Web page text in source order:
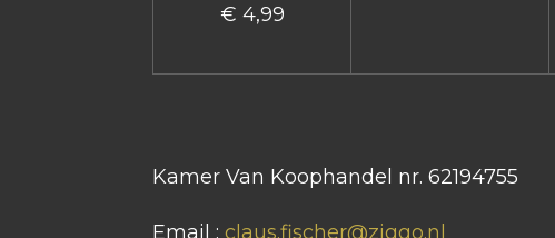
€ 4,99
Kamer Van Koophandel nr. 62194755
Email : claus.fischer@ziggo.nl